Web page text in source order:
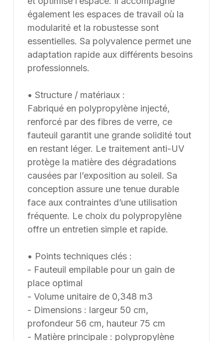
les besoins du client. Nous pouvons également
développer des solutions sur mesure à partir d’une
feuille blanche, chaque projet pouvant être conçu et
ajusté selon les contraintes et les usages spécifiques.
également les espaces de travail où la
modularité et la robustesse sont
essentielles. Sa polyvalence permet une
adaptation rapide aux différents besoins
professionnels.
• Structure / matériaux :
Fabriqué en polypropylène injecté,
renforcé par des fibres de verre, ce
fauteuil garantit une grande solidité tout
en restant léger. Le traitement anti-UV
protège la matière des dégradations
causées par l’exposition au soleil. Sa
conception assure une tenue durable
face aux contraintes d’une utilisation
fréquente. Le choix du polypropylène
offre un entretien simple et rapide.
• Points techniques clés :
- Fauteuil empilable pour un gain de
place optimal
- Volume unitaire de 0,348 m3
- Dimensions : largeur 50 cm,
profondeur 56 cm, hauteur 75 cm
- Matière principale : polypropylène